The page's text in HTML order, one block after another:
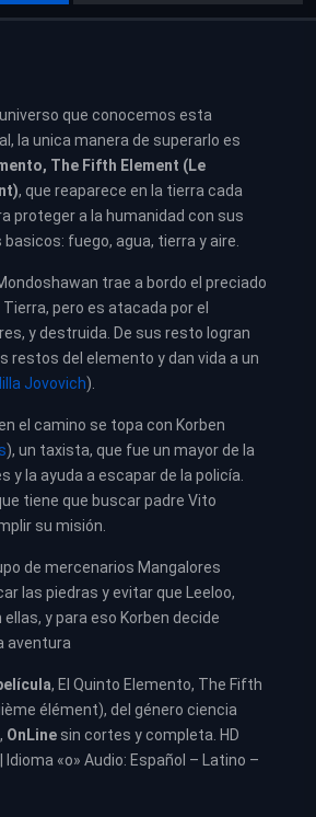
universo que conocemos esta
la unica manera de superarlo es
The Fifth Element (Le
, que reaparece en la tierra cada
proteger a la humanidad con sus
fuego, agua, tierra y aire.
trae a bordo el preciado
pero es atacada por el
y destruida. De sus resto logran
restos del elemento y dan vida a un
Jovovich).
el camino se topa con Korben
), un taxista, que fue un mayor de la
y la ayuda a escapar de la policía.
tiene que buscar padre Vito
su misión.
de mercenarios Mangalores
las piedras y evitar que Leeloo,
y para eso Korben decide
aventura
, El Quinto Elemento, The Fifth
élément), del género ciencia
OnLine sin cortes y completa. HD
| Idioma «o» Audio: Español – Latino –